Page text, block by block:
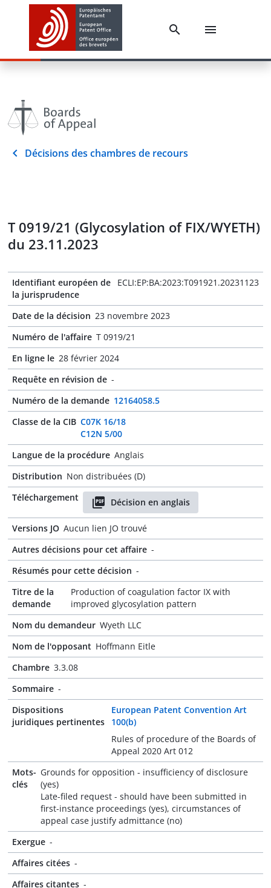
Décisions des chambres de recours
T 0919/21 (Glycosylation of FIX/WYETH)
du 23.11.2023
Identifiant européen de
la jurisprudence
ECLI:EP:BA:2023:T091921.20231123
Date de la décision 23 novembre 2023
Numéro de l'affaire T 0919/21
En ligne le 28 février 2024
Requête en révision de -
Numéro de la demande 12164058.5
Classe de la CIB C07K 16/18
C12N 5/00
Langue de la procédure Anglais
Distribution Non distribuées (D)
Téléchargement
Décision en anglais
Versions JO Aucun lien JO trouvé
Autres décisions pour cet affaire -
Résumés pour cette décision -
Titre de la
demande
Production of coagulation factor IX with
improved glycosylation pattern
Nom du demandeur Wyeth LLC
Nom de l'opposant Hoffmann Eitle
Chambre 3.3.08
Sommaire -
Dispositions
juridiques pertinentes
European Patent Convention Art
100(b)
Rules of procedure of the Boards of
Appeal 2020 Art 012
Mots-
clés
Grounds for opposition - insufficiency of disclosure
(yes)
Late-filed request - should have been submitted in
first-instance proceedings (yes), circumstances of
appeal case justify admittance (no)
Exergue -
Affaires citées -
Affaires citantes -